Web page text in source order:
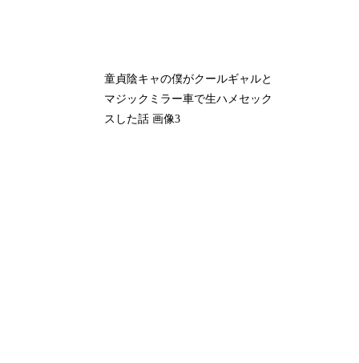
童貞陰キャの僕がクールギャルと
マジックミラー車で生ハメセック
スした話 画像3